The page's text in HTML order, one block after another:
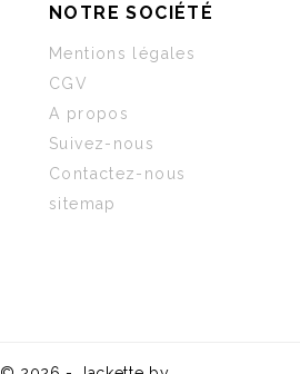
NOTRE SOCIÉTÉ
Mentions légales
CGV
A propos
Suivez-nous
Contactez-nous
sitemap